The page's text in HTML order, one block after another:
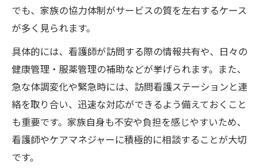
でも、家族の協力体制がサービスの質を左右するケース
が多く見られます。
具体的には、看護師が訪問する際の情報共有や、日々の
健康管理・服薬管理の補助などが挙げられます。また、
急な体調変化や緊急時には、訪問看護ステーションと連
絡を取り合い、迅速な対応ができるよう備えておくこと
も重要です。家族自身も不安や負担を感じやすいため、
看護師やケアマネジャーに積極的に相談することが大切
です。